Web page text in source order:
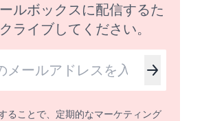
ルボックスに配信するた
ライブしてください。
ることで、定期的なマーケティング